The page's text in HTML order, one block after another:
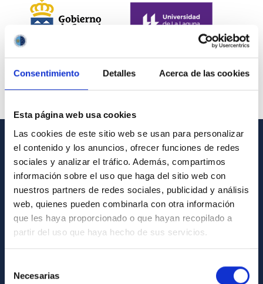
Consentimiento Detalles Acerca de las cookies
Esta página web usa cookies
Las cookies de este sitio web se usan para personalizar
el contenido y los anuncios, ofrecer funciones de redes
sociales y analizar el tráfico. Además, compartimos
información sobre el uso que haga del sitio web con
nuestros partners de redes sociales, publicidad y análisis
web, quienes pueden combinarla con otra información
que les haya proporcionado o que hayan recopilado a
partir del uso que haya hecho de sus servicios.
Necesarias
INFORMACIÓN GENERAL
Contacto
Cómo llegar al IAC
Directorio de personal
Biblioteca